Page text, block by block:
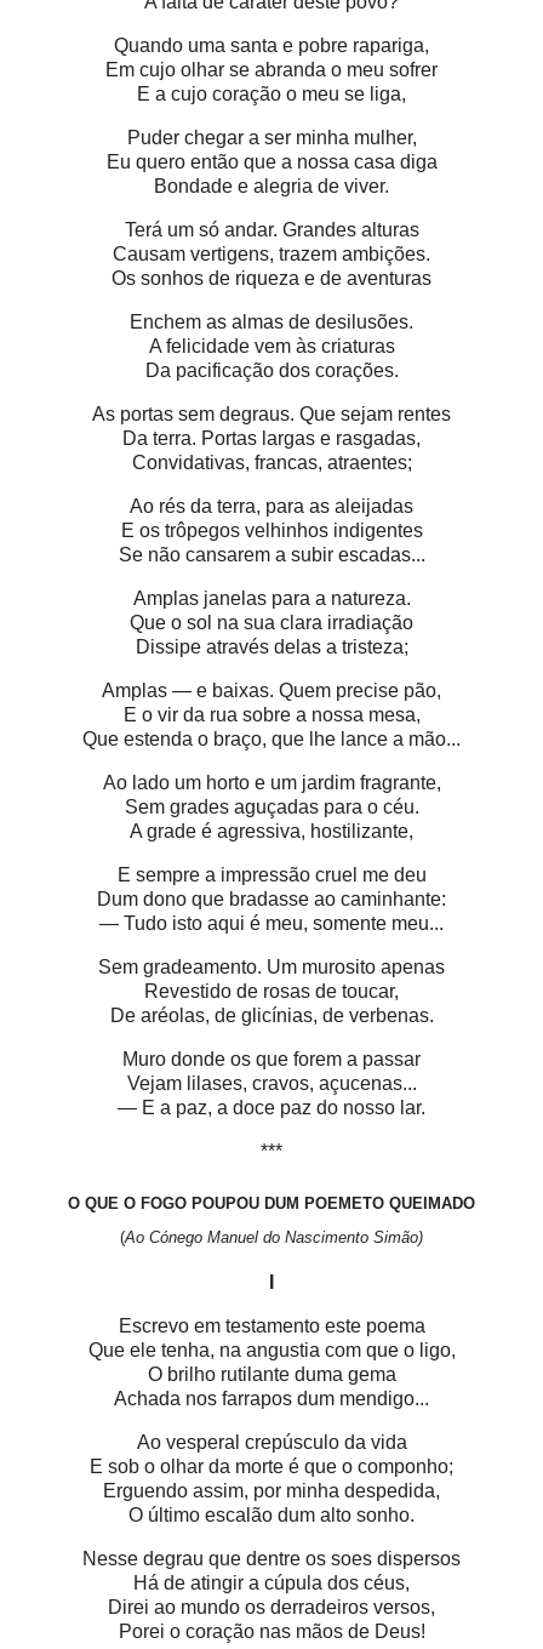
Quando uma santa e pobre rapariga,
Em cujo olhar se abranda o meu sofrer
E a cujo coração o meu se liga,
Puder chegar a ser minha mulher,
Eu quero então que a nossa casa diga
Bondade e alegria de viver.
Terá um só andar. Grandes alturas
Causam vertigens, trazem ambições.
Os sonhos de riqueza e de aventuras
Enchem as almas de desilusões.
A felicidade vem às criaturas
Da pacificação dos corações.
As portas sem degraus. Que sejam rentes
Da terra. Portas largas e rasgadas,
Convidativas, francas, atraentes;
Ao rés da terra, para as aleijadas
E os trôpegos velhinhos indigentes
Se não cansarem a subir escadas...
Amplas janelas para a natureza.
Que o sol na sua clara irradiação
Dissipe através delas a tristeza;
Amplas — e baixas. Quem precise pão,
E o vir da rua sobre a nossa mesa,
Que estenda o braço, que lhe lance a mão...
Ao lado um horto e um jardim fragrante,
Sem grades aguçadas para o céu.
A grade é agressiva, hostilizante,
E sempre a impressão cruel me deu
Dum dono que bradasse ao caminhante:
— Tudo isto aqui é meu, somente meu...
Sem gradeamento. Um murosito apenas
Revestido de rosas de toucar,
De aréolas, de glicínias, de verbenas.
Muro donde os que forem a passar
Vejam lilases, cravos, açucenas...
— E a paz, a doce paz do nosso lar.
***
O QUE O FOGO POUPOU DUM POEMETO QUEIMADO
(Ao Cónego Manuel do Nascimento Simão)
Escrevo em testamento este poema
Que ele tenha, na angustia com que o ligo,
O brilho rutilante duma gema
Achada nos farrapos dum mendigo...
Ao vesperal crepúsculo da vida
E sob o olhar da morte é que o componho;
Erguendo assim, por minha despedida,
O último escalão dum alto sonho.
Nesse degrau que dentre os soes dispersos
Há de atingir a cúpula dos céus,
Direi ao mundo os derradeiros versos,
Porei o coração nas mãos de Deus!